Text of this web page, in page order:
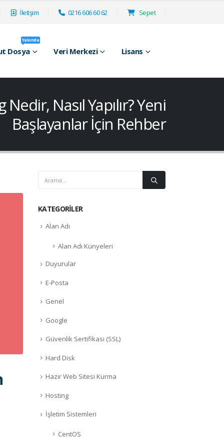
İletişim 0216 606 60 62 Sepet
Dosya
Yakında
Veri Merkezi Lisans
Nasıl Yapılır? Yeni
Başlayanlar İçin Rehber
KATEGORILER
Alan Adı
Alan Adı Künyeleri
Duyurular
E-Posta
Genel
Google
Güvenlik Sertifikası (SSL)
Hard Disk
Hazır Web Sitesi Kurma
Hosting
İşletim Sistemleri
CentOS